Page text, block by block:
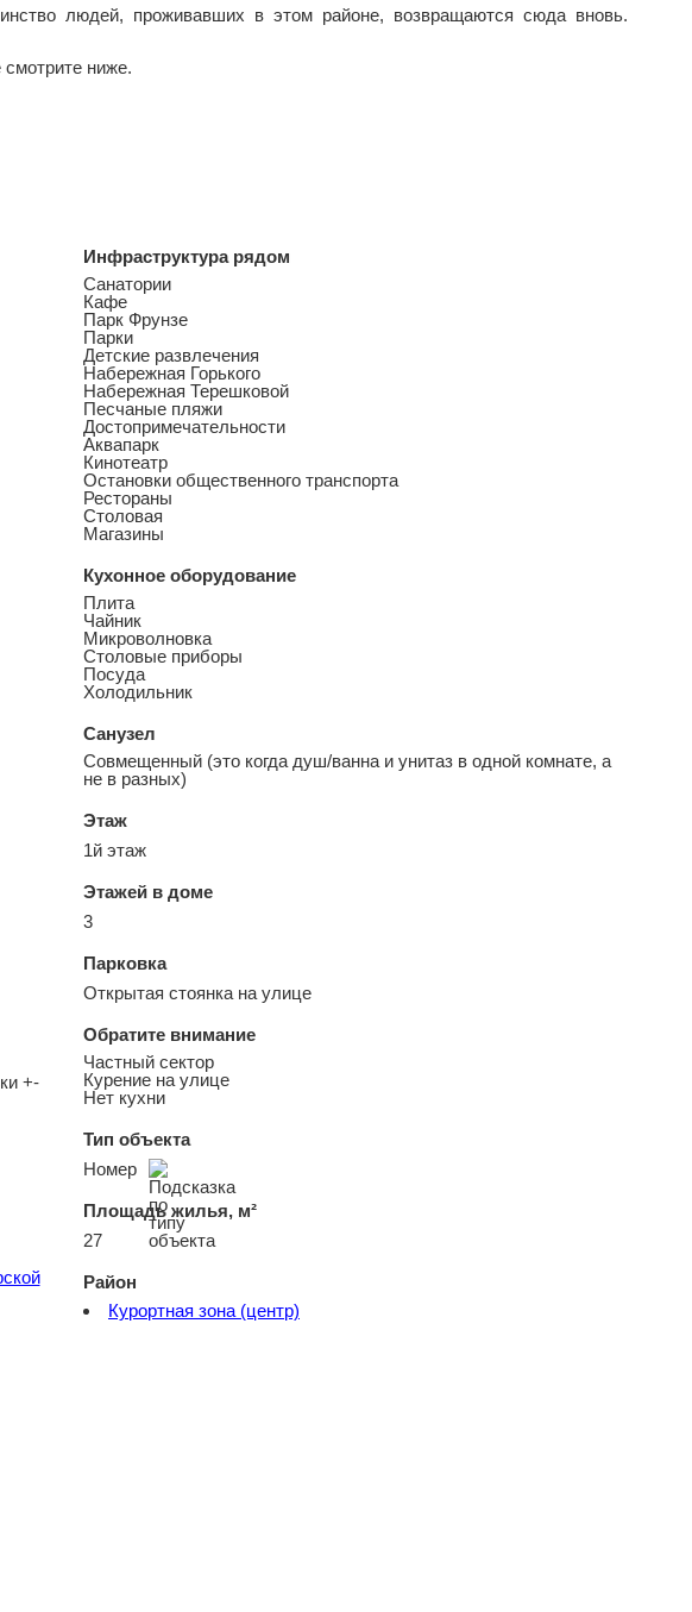
людей, проживавших в этом районе, возвращаются сюда вновь.
ниже.
+-
Инфраструктура рядом
Санатории
Кафе
Парк Фрунзе
Парки
Детские развлечения
Набережная Горького
Набережная Терешковой
Песчаные пляжи
Достопримечательности
Аквапарк
Кинотеатр
Остановки общественного транспорта
Рестораны
Столовая
Магазины
Кухонное оборудование
Плита
Чайник
Микроволновка
Столовые приборы
Посуда
Холодильник
Санузел
Совмещенный (это когда душ/ванна и унитаз в одной комнате, а
не в разных)
Этаж
1й этаж
Этажей в доме
3
Парковка
Открытая стоянка на улице
Обратите внимание
Частный сектор
Курение на улице
Нет кухни
Тип объекта
Номер
Площадь жилья, м²
27
Район
Курортная зона (центр)